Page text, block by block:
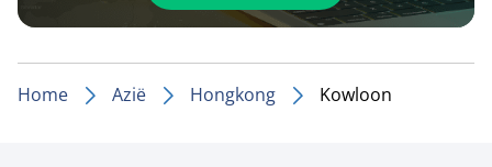
Home Azië Hongkong Kowloon